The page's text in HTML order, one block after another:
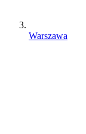
Warszawa